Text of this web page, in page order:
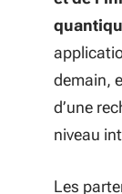
demain,
d’une
niveau
Les